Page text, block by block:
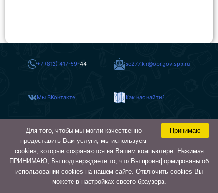
+7 (812) 417-59-44 sc277.kir@obr.gov.spb.ru
Мы ВКонтакте Как нас найти?
Карта сайта
ГБОУ СОШ № 277 Кировского
района
Санкт-Петербурга
© 2026
Принимаю
Для того, чтобы мы могли качественно
предоставить Вам услуги, мы используем
cookies, которые сохраняются на Вашем компьютере. Нажимая
ПРИНИМАЮ, Вы подтверждаете то, что Вы проинформированы об
использовании cookies на нашем сайте. Отключить cookies Вы
можете в настройках своего браузера.